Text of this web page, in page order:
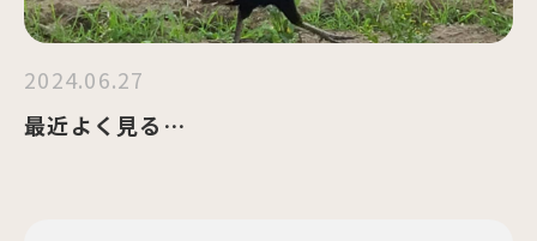
2024.06.27
最近よく見る…